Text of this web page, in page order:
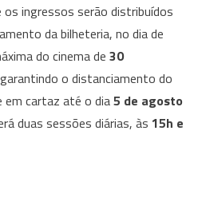
ingressos serão distribuídos
da bilheteria, no dia de
do cinema de 30
o distanciamento do
em cartaz até o dia5 de agosto
duas sessões diárias, às 15h e